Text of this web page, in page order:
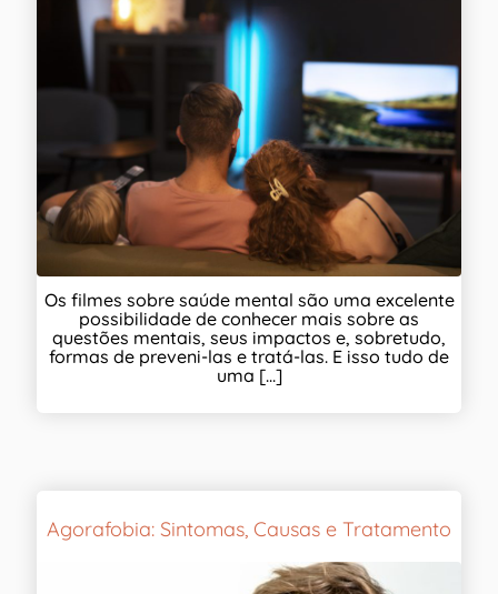
Os filmes sobre saúde mental são uma excelente
possibilidade de conhecer mais sobre as
questões mentais, seus impactos e, sobretudo,
formas de preveni-las e tratá-las. E isso tudo de
uma [...]
Agorafobia: Sintomas, Causas e Tratamento